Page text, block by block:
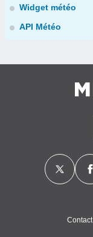
Widget météo
API Météo
Contact